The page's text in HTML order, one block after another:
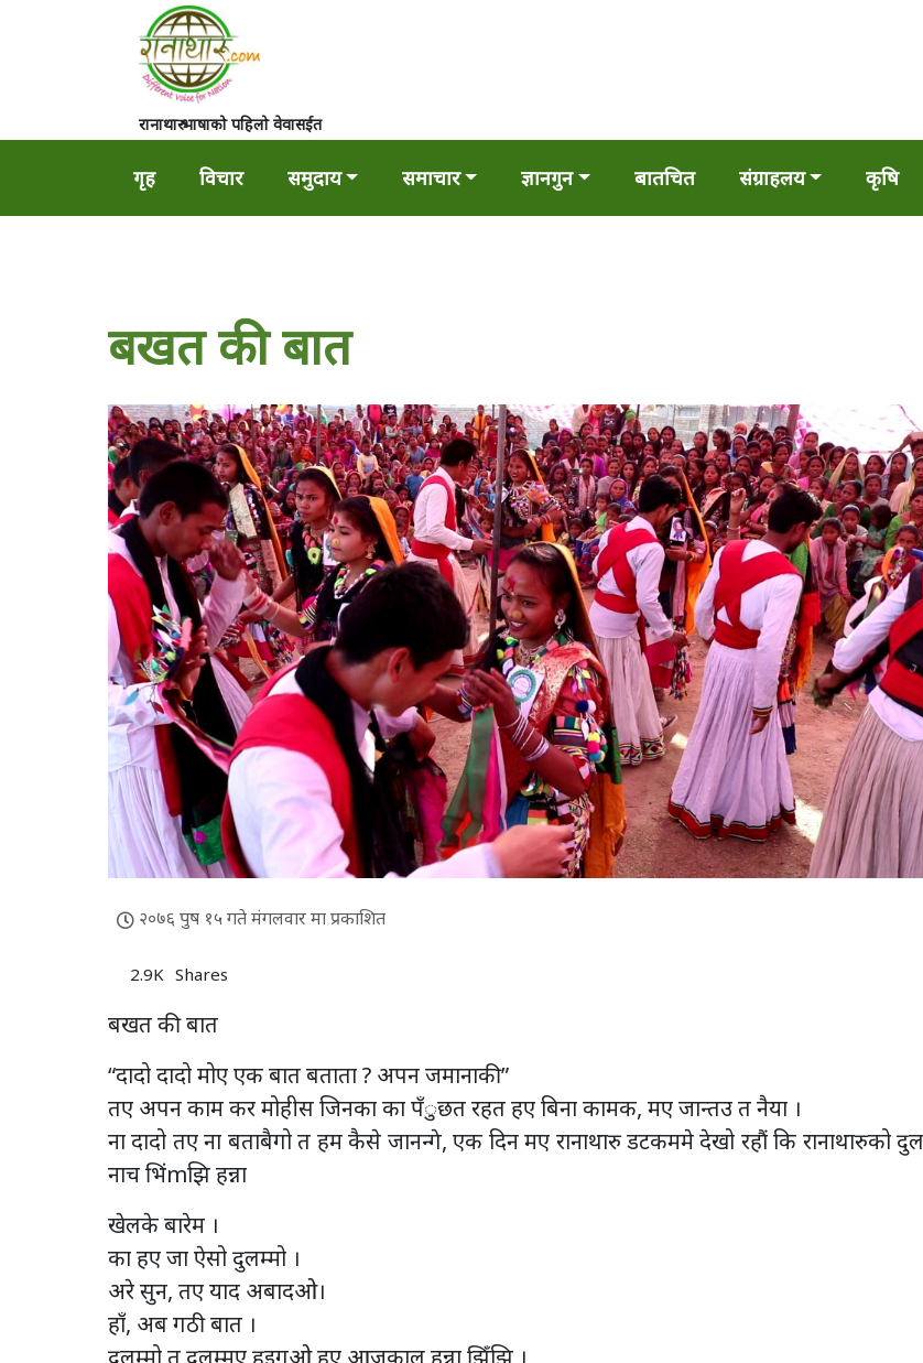
रानाथारु भाषाको पहिलो वेवासईत
गृह विचार समुदाय समाचार ज्ञानगुन बातचित संग्राहलय कृषि
बखत की बात
२०७६ पुष १५ गते मंगलवार मा प्रकाशित
2.9K Shares
बखत की बात
“दादो दादो मोए एक बात बताता ? अपन जमानाकी”
तए अपन काम कर मोहीस जिनका का पँुछत रहत हए बिना कामक, मए जान्तउ त नैया ।
ना दादो तए ना बताबैगो त हम कैसे जानन्गे, एक दिन मए रानाथारु डटकममे देखो रहौं कि रानाथारुको
नाच भिंmझि हन्ना
खेलके बारेम ।
का हए जा ऐसो दुलम्मो ।
अरे सुन, तए याद अबादओ।
हाँ, अब गठी बात ।